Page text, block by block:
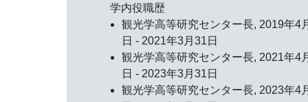
学内役職歴
観光学高等研究センター長, 2019年4
日 - 2021年3月31日
観光学高等研究センター長, 2021年4
日 - 2023年3月31日
観光学高等研究センター長, 2023年4